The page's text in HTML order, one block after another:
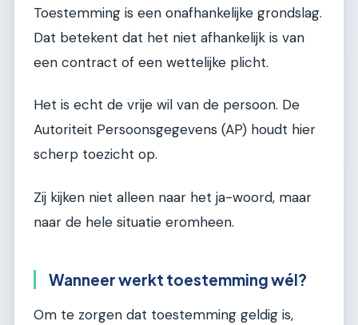
Toestemming is een onafhankelijke grondslag.
Dat betekent dat het niet afhankelijk is van
een contract of een wettelijke plicht.
Het is echt de vrije wil van de persoon. De
Autoriteit Persoonsgegevens (AP) houdt hier
scherp toezicht op.
Zij kijken niet alleen naar het ja-woord, maar
naar de hele situatie eromheen.
Wanneer werkt toestemming wél?
Om te zorgen dat toestemming geldig is,